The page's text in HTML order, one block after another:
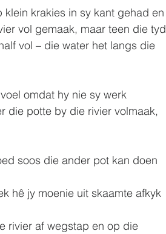
klein krakies in sy kant gehad en
vol gemaak, maar teen die tyd
vol – die water het langs die
omdat hy nie sy werk
die potte by die rivier volmaak,
soos die ander pot kan doen
hê jy moenie uit skaamte afkyk
rivier af wegstap en op die